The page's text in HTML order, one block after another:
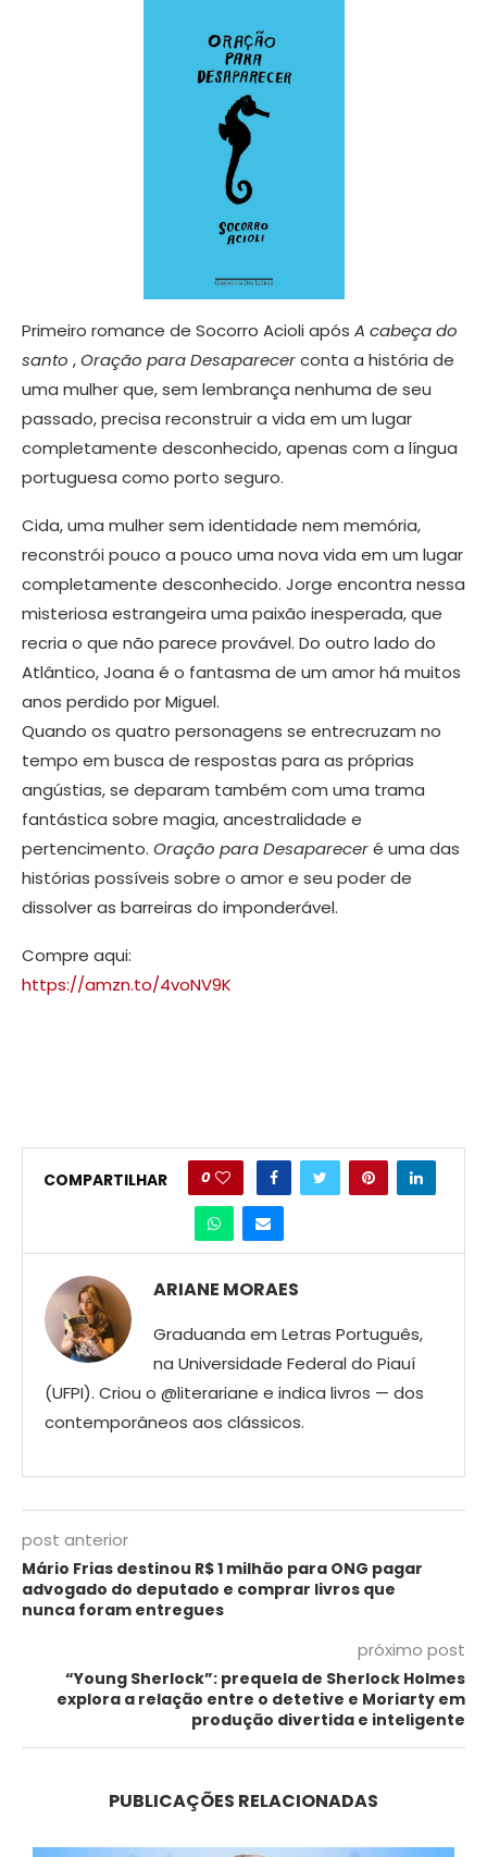
Primeiro romance de Socorro Acioli após A cabeça do
santo ,Oração para Desaparecerconta a história de
uma mulher que, sem lembrança nenhuma de seu
passado, precisa reconstruir a vida em um lugar
completamente desconhecido, apenas com a língua
portuguesa como porto seguro.
Cida, uma mulher sem identidade nem memória,
reconstrói pouco a pouco uma nova vida em um lugar
completamente desconhecido. Jorge encontra nessa
misteriosa estrangeira uma paixão inesperada, que
recria o que não parece provável. Do outro lado do
Atlântico, Joana é o fantasma de um amor há muitos
anos perdido por Miguel.
Quando os quatro personagens se entrecruzam no
tempo em busca de respostas para as próprias
angústias, se deparam também com uma trama
fantástica sobre magia, ancestralidade e
pertencimento. Oração para Desapareceré uma das
histórias possíveis sobre o amor e seu poder de
dissolver as barreiras do imponderável.
Compre aqui:
https://amzn.to/4voNV9K
COMPARTILHAR 0
ARIANE MORAES
Graduanda em Letras Português,
na Universidade Federal do Piauí
(UFPI). Criou o @literariane e indica livros — dos
contemporâneos aos clássicos.
post anterior
Mário Frias destinou R$ 1 milhão para ONG pagar
advogado do deputado e comprar livros que
nunca foram entregues
próximo post
“Young Sherlock”: prequela de Sherlock Holmes
explora a relação entre o detetive e Moriarty em
produção divertida e inteligente
PUBLICAÇÕES RELACIONADAS